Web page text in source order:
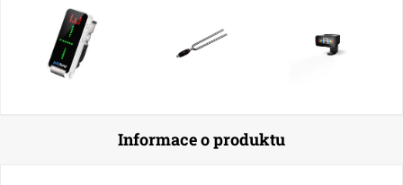
Informace o produktu